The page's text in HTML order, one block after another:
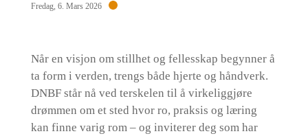
Fredag, 6. Mars 2026
Når en visjon om stillhet og fellesskap begynner å
ta form i verden, trengs både hjerte og håndverk.
DNBF står nå ved terskelen til å virkeliggjøre
drømmen om et sted hvor ro, praksis og læring
kan finne varig rom – og inviterer deg som har